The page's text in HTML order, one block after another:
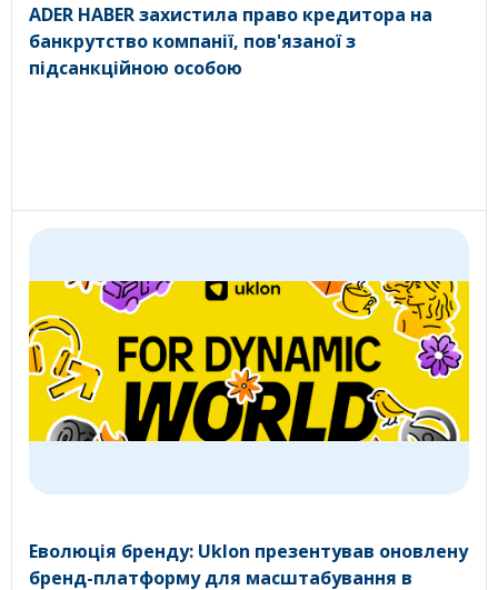
ADER HABER захистила право кредитора на
банкрутство компанії, пов'язаної з
підсанкційною особою
Еволюція бренду: Uklon презентував оновлену
бренд-платформу для масштабування в